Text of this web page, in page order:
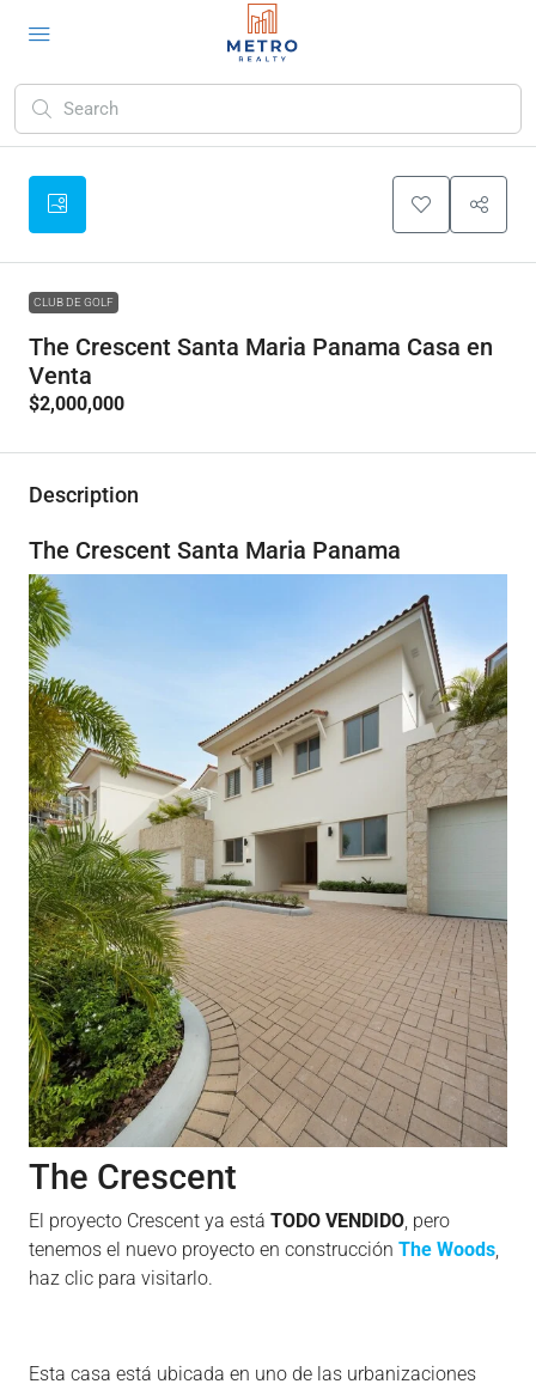
CLUB DE GOLF
The Crescent Santa Maria Panama Casa en
Venta
$2,000,000
Description
The Crescent Santa Maria Panama
The Crescent
El proyecto Crescent ya está TODO VENDIDO, pero
tenemos el nuevo proyecto en construcción The Woods,
haz clic para visitarlo.
Esta casa está ubicada en uno de las urbanizaciones